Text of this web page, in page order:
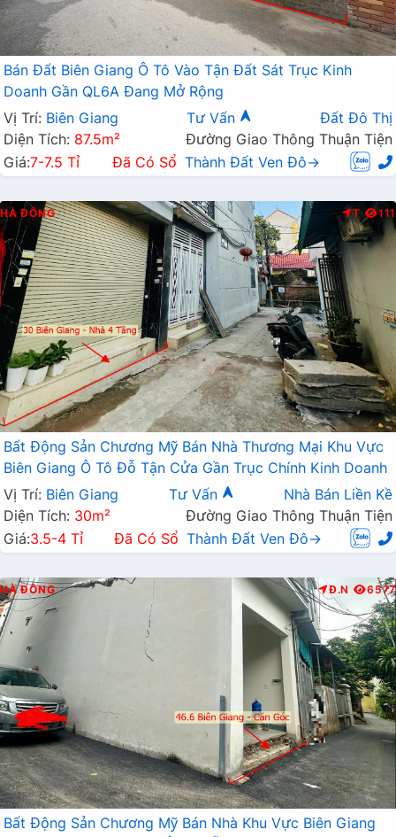
Bán Đất Biên Giang Ô Tô Vào Tận Đất Sát Trục Kinh
Doanh Gần QL6A Đang Mở Rộng
Vị Trí: Biên Giang Tư Vấn
Đất Đô Thị
Diện Tích: 87.5m²
Đường Giao Thông Thuận Tiện
Giá:7-7.5 Tỉ Đã Có Sổ Thành Đất Ven Đô→
HÀ ĐÔNG T 111
Bất Động Sản Chương Mỹ Bán Nhà Thương Mại Khu Vực
Biên Giang Ô Tô Đỗ Tận Cửa Gần Trục Chính Kinh Doanh
Vị Trí: Biên Giang Tư Vấn
Nhà Bán Liền Kề
Diện Tích: 30m²
Đường Giao Thông Thuận Tiện
Giá:3.5-4 Tỉ Đã Có Sổ Thành Đất Ven Đô→
HÀ ĐÔNG Đ.N 6577
Bất Động Sản Chương Mỹ Bán Nhà Khu Vực Biên Giang